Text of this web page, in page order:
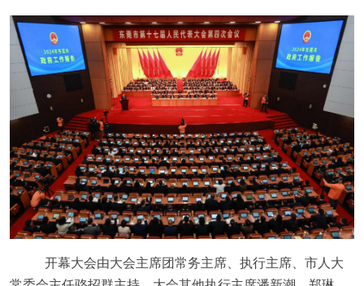
开幕大会由大会主席团常务主席、执行主席、市人大